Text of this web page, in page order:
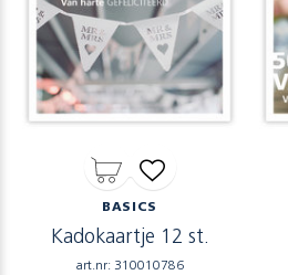
BASICS
Kadokaartje 12 st.
art.nr: 310010786